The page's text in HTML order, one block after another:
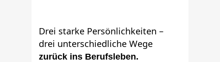
Drei starke Persönlichkeiten –
drei unterschiedliche Wege
zurück ins Berufsleben.